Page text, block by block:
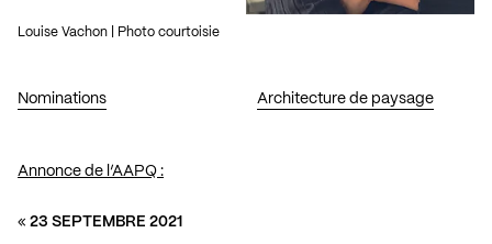
Nominations Architecture de paysage
Louise Vachon | Photo courtoisie
Annonce de l’AAPQ :
« 23 SEPTEMBRE 2021